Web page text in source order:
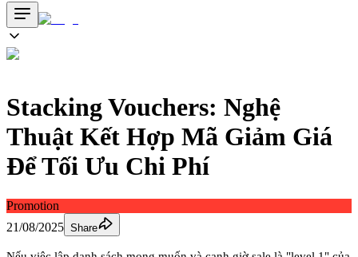
Stacking Vouchers: Nghệ
Thuật Kết Hợp Mã Giảm Giá
Để Tối Ưu Chi Phí
Promotion
21/08/2025 Share